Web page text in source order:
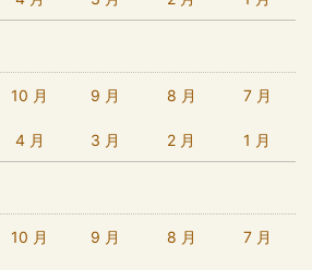
10 月 9 月 8 月 7 月
4 月 3 月 2 月 1 月
10 月 9 月 8 月 7 月